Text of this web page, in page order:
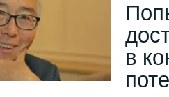
в